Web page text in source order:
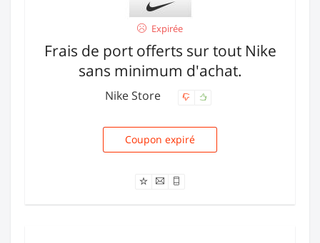
Expirée
Frais de port offerts sur tout Nike
sans minimum d'achat.
Nike Store
NEWNIKE
Coupon expiré